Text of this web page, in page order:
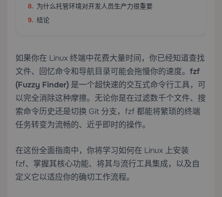
为什么托管环境对开发人员生产力很重要
结论
如果你在 Linux 终端中花费大量时间，你已经知道查找
文件、回忆命令和导航目录可能会拖慢你的速度。 fzf
(Fuzzy Finder) 是一个超快速的交互式命令行工具，可
以完全消除这种摩擦。无论你是在过滤数千个文件、搜
索命令历史还是切换 Git 分支，fzf 都能将繁琐的终端
任务转变为流畅的、近乎即时的操作。
在这份全面指南中，你将学习如何在 Linux 上安装
fzf、掌握其核心功能、将其与流行工具集成，以及自
定义它以适应你的确切工作流程。